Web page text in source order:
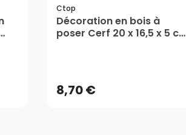
Ctop
Décoration en bois à
poser Cerf 20 x 16,5 x 5 cm
8,70 €AJOUTER AU PANIER